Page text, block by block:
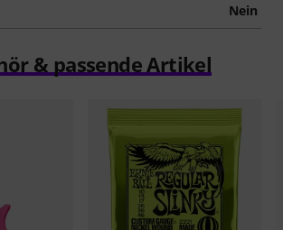
Nein
& passende Artikel